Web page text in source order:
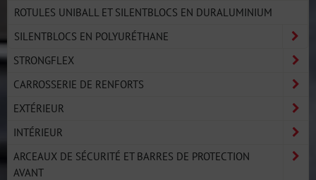
ROTULES UNIBALL ET SILENTBLOCS EN DURALUMINIUM
SILENTBLOCS EN POLYURÉTHANE
STRONGFLEX
CARROSSERIE DE RENFORTS
EXTÉRIEUR
INTÉRIEUR
ARCEAUX DE SÉCURITÉ ET BARRES DE PROTECTION
AVANT